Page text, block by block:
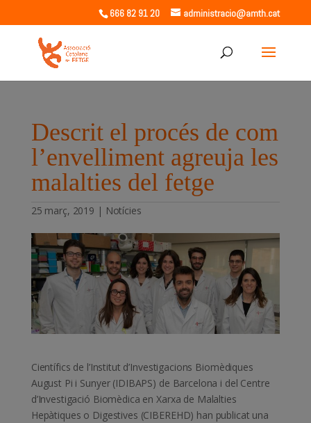
666 82 91 20 administracio@amth.cat
Descrit el procés de com
l’envelliment agreuja les
malalties del fetge
25 març, 2019 | Notícies
Científics de l’Institut d’Investigacions Biomèdiques
August Pi i Sunyer (IDIBAPS) de Barcelona i del Centre
d’Investigació Biomèdica en Xarxa de Malalties
Hepàtiques o Digestives (CIBEREHD) han publicat una